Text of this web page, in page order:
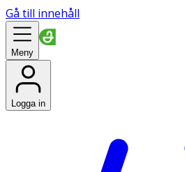
Gå till innehåll
Meny
Logga in